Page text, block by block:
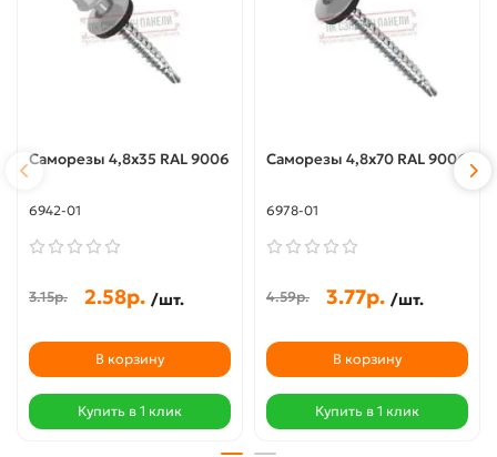
Саморезы 4,8х35 RAL 9006
6942-01
3.15р. 2.58р. /шт.
В корзину
Купить в 1 клик
Саморезы 4,8х70 RAL 9006
6978-01
4.59р. 3.77р. /шт.
В корзину
Купить в 1 клик